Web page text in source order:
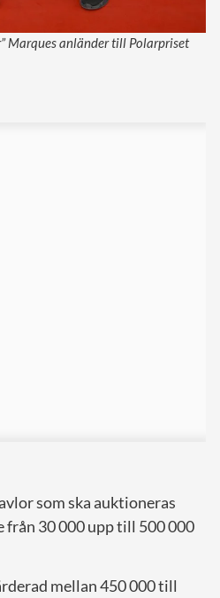
Marques anländer till Polarpriset
som ska auktioneras
från 30 000 upp till 500 000
mellan 450 000 till